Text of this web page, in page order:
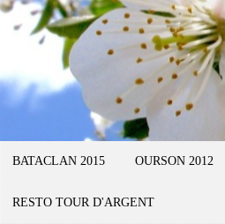
BATACLAN 2015 OURSON 2012
RESTO TOUR D'ARGENT